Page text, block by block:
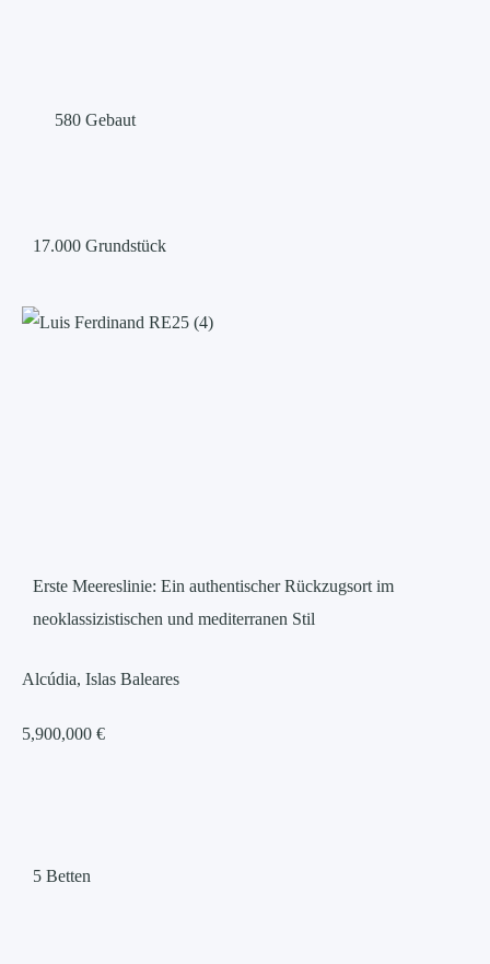
580 Gebaut
17.000 Grundstück
Erste Meereslinie: Ein authentischer Rückzugsort im
neoklassizistischen und mediterranen Stil
Alcúdia, Islas Baleares
5,900,000 €
5 Betten